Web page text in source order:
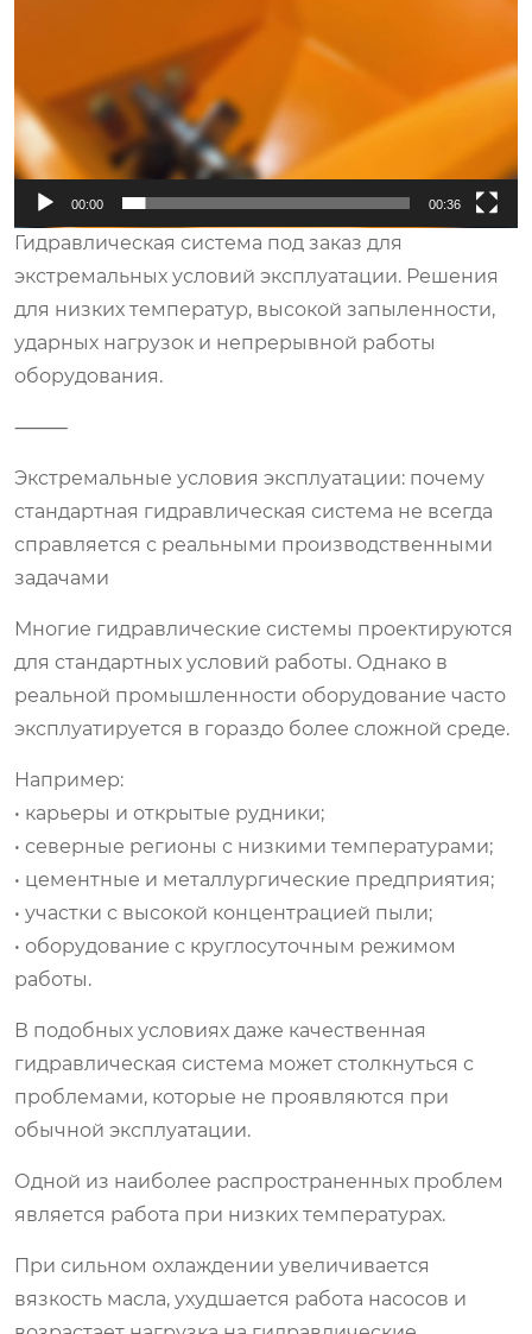
00:00 00:36
Гидравлическая система под заказ для
экстремальных условий эксплуатации. Решения
для низких температур, высокой запыленности,
ударных нагрузок и непрерывной работы
оборудования.
⸻
Экстремальные условия эксплуатации: почему
стандартная гидравлическая система не всегда
справляется с реальными производственными
задачами
Многие гидравлические системы проектируются
для стандартных условий работы. Однако в
реальной промышленности оборудование часто
эксплуатируется в гораздо более сложной среде.
Например:
• карьеры и открытые рудники;
• северные регионы с низкими температурами;
• цементные и металлургические предприятия;
• участки с высокой концентрацией пыли;
• оборудование с круглосуточным режимом
работы.
В подобных условиях даже качественная
гидравлическая система может столкнуться с
проблемами, которые не проявляются при
обычной эксплуатации.
Одной из наиболее распространенных проблем
является работа при низких температурах.
При сильном охлаждении увеличивается
вязкость масла, ухудшается работа насосов и